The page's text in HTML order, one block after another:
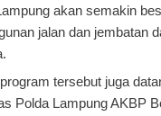
akan semakin
jalan dan jembatan
tersebut juga
Polda Lampung AKBP